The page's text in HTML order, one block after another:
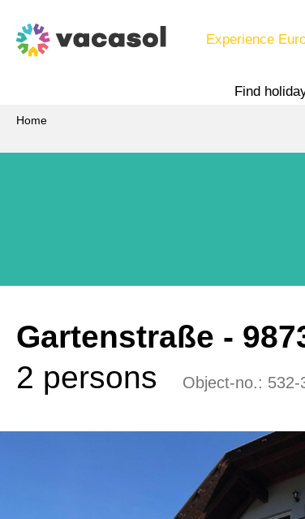
Experience
Find
Home
Gartenstraße -
2 persons
Object-no.: 532-